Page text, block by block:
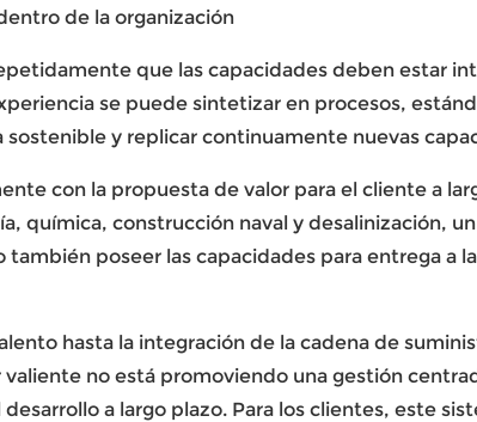
de la organización
que las capacidades deben estar
se puede sintetizar en procesos,
sostenible y replicar continuamente nuevas
con la propuesta de valor para el cliente a
química, construcción naval y desalinización,
también poseer las capacidades para entrega a
hasta la integración de la cadena de
valiente no está promoviendo una gestión
a largo plazo. Para los clientes, este